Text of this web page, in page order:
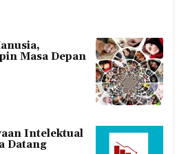
Masa Depan
Intelektual
Datang